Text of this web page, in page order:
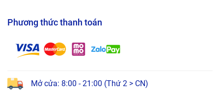
Phương thức thanh toán
Mở cửa: 8:00 - 21:00 (Thứ 2 > CN)